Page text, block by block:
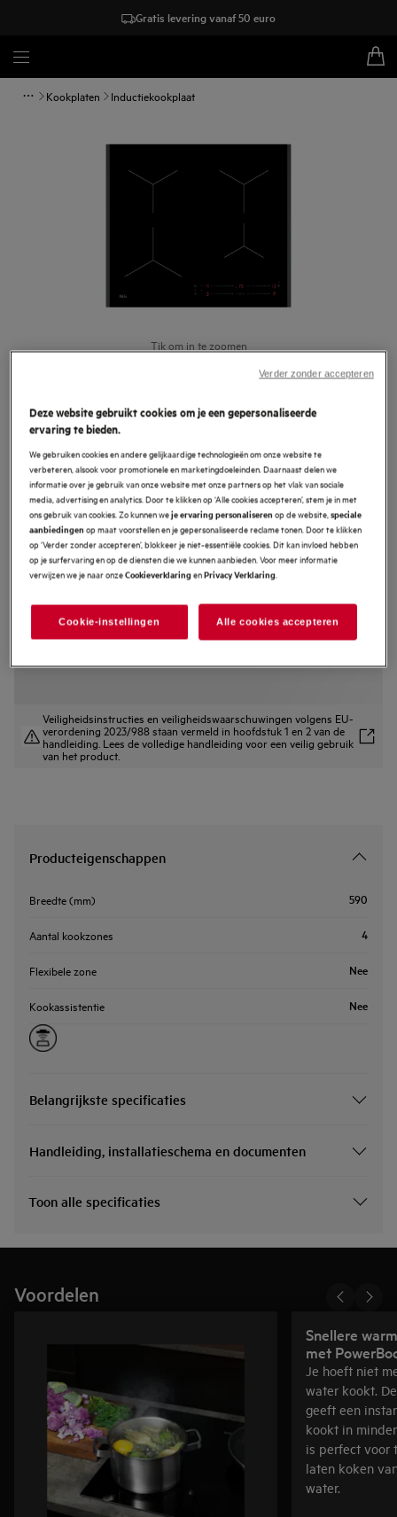
Gratis levering vanaf 50 euro
Kookplaten Inductiekookplaat
Tik om in te zoomen
TO64IA0AFB
5000 Induction - inductiekookplaat,
60 cm
4.8 (25)
EU productinformatieblad
Productvoordelen
5000 Fast & Powerful. Efficiënte inductiewarmte.
Fast & Powerful. Warm sneller en efficiënter op.
De PowerBoost-functie bereikt extra snel hoge temperaturen
Veiligheidsinstructies en veiligheidswaarschuwingen volgens EU-
verordening 2023/988 staan vermeld in hoofdstuk 1 en 2 van de
handleiding. Lees de volledige handleiding voor een veilig gebruik
van het product.
Producteigenschappen
Breedte (mm) 590
Aantal kookzones 4
Flexibele zone Nee
Kookassistentie Nee
Belangrijkste specificaties
Handleiding, installatieschema en documenten
Toon alle specificaties
Voordelen
Snellere
met
Je hoeft niet
water kookt.
geeft een
kookt in
is perfect voor
laten koken
water.
Deze website gebruikt cookies om je een gepersonaliseerde
ervaring te bieden.
We gebruiken cookies en andere gelijkaardige technologieën om onze website te
verbeteren, alsook voor promotionele en marketingdoeleinden. Daarnaast delen we
informatie over je gebruik van onze website met onze partners op het vlak van sociale
media, advertising en analytics. Door te klikken op ‘Alle cookies accepteren’, stem je in met
ons gebruik van cookies. Zo kunnen weje ervaring personaliseren op de website,speciale
aanbiedingen op maat voorstellen en je gepersonaliseerde reclame tonen. Door te klikken
op ‘Verder zonder accepteren’, blokkeer je niet-essentiële cookies. Dit kan invloed hebben
op je surfervaring en op de diensten die we kunnen aanbieden. Voor meer informatie
verwijzen we je naar onzeCookieverklaringenPrivacy Verklaring.
Cookie-instellingen Alle cookies accepteren
Verder zonder accepteren